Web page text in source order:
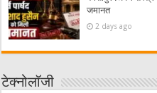
जमानत
2 days ago
टेक्नोलॉजी